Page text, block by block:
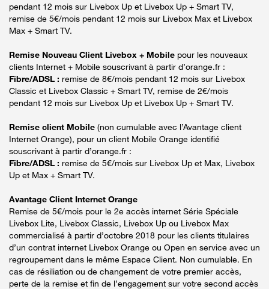
pendant 12 mois sur Livebox Up et Livebox Up + Smart TV,
remise de 5€/mois pendant 12 mois sur Livebox Max et Livebox
Max + Smart TV.
Remise Nouveau Client Livebox + Mobile pour les nouveaux
clients Internet + Mobile souscrivant à partir d’orange.fr :
Fibre/ADSL : remise de 8€/mois pendant 12 mois sur Livebox
Classic et Livebox Classic + Smart TV, remise de 2€/mois
pendant 12 mois sur Livebox Up et Livebox Up + Smart TV.
Remise client Mobile (non cumulable avec l’Avantage client
Internet Orange), pour un client Mobile Orange identifié
souscrivant à partir d’orange.fr :
Fibre/ADSL : remise de 5€/mois sur Livebox Up et Max, Livebox
Up et Max + Smart TV.
Avantage Client Internet Orange
Remise de 5€/mois pour le 2e accès internet Série Spéciale
Livebox Lite, Livebox Classic, Livebox Up ou Livebox Max
commercialisé à partir d’octobre 2018 pour les clients titulaires
d’un contrat internet Livebox Orange ou Open en service avec un
regroupement dans le même Espace Client. Non cumulable. En
cas de résiliation ou de changement de votre premier accès,
perte de la remise et fin de l’engagement sur votre second accès